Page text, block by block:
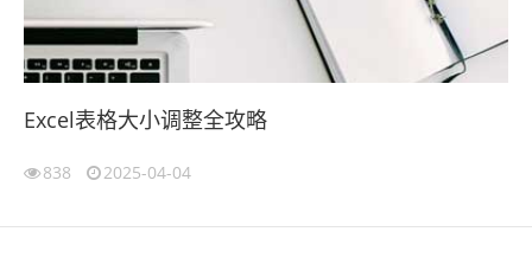
Excel表格大小调整全攻略
838 2025-04-04